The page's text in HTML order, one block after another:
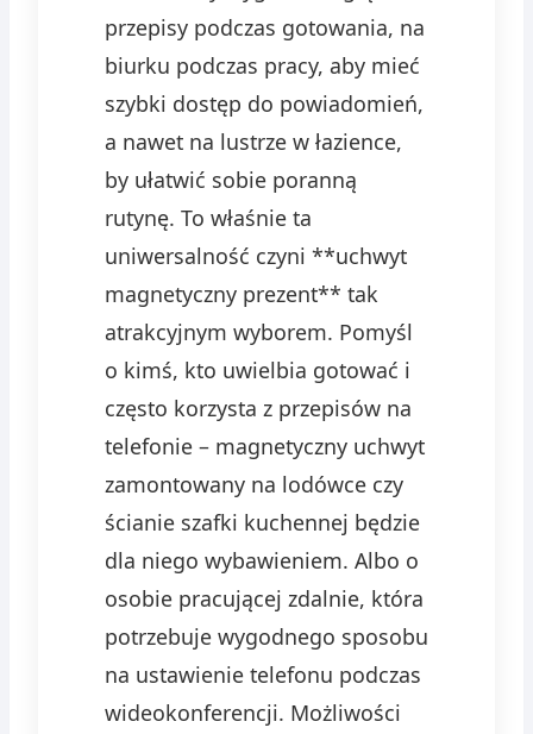
przepisy podczas gotowania, na
biurku podczas pracy, aby mieć
szybki dostęp do powiadomień,
a nawet na lustrze w łazience,
by ułatwić sobie poranną
rutynę. To właśnie ta
uniwersalność czyni **uchwyt
magnetyczny prezent** tak
atrakcyjnym wyborem. Pomyśl
o kimś, kto uwielbia gotować i
często korzysta z przepisów na
telefonie – magnetyczny uchwyt
zamontowany na lodówce czy
ścianie szafki kuchennej będzie
dla niego wybawieniem. Albo o
osobie pracującej zdalnie, która
potrzebuje wygodnego sposobu
na ustawienie telefonu podczas
wideokonferencji. Możliwości